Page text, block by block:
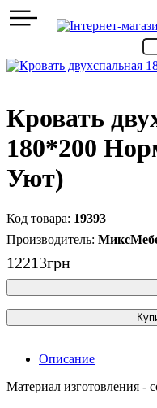
Кровать
180*200
Уют)
19393
12213грн
Описание
Материал изготовления -